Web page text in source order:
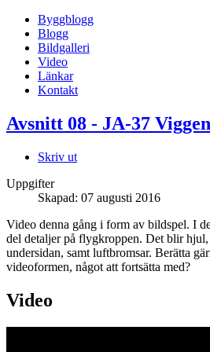
Byggblogg
Blogg
Bildgalleri
Video
Länkar
Kontakt
Avsnitt 08 - JA-37
Skriv ut
Uppgifter
Skapad: 07 augusti 2016
Video denna gång i form av bildspel. I
del detaljer på flygkroppen. Det blir hjul,
undersidan, samt luftbromsar. Berätta
videoformen, något att fortsätta med?
Video